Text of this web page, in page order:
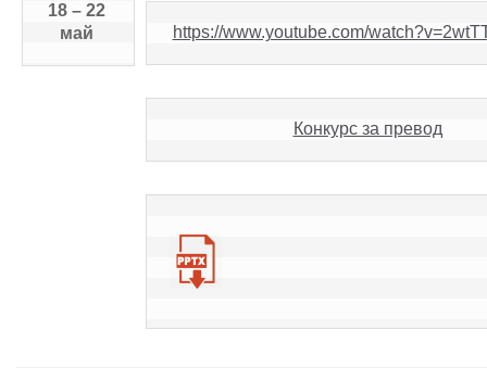
18 – 22
май
https://www.youtube.com/
Конкурс за превод